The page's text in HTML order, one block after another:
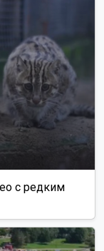
с редким